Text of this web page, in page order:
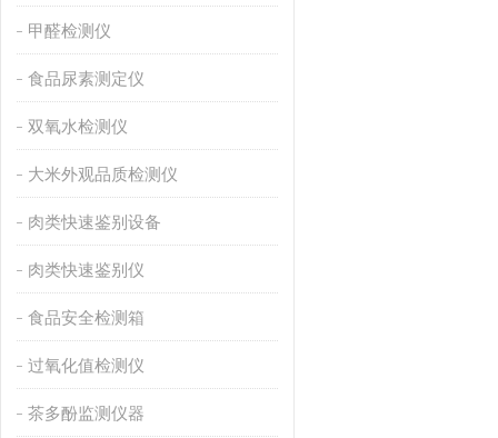
甲醛检测仪
食品尿素测定仪
双氧水检测仪
大米外观品质检测仪
肉类快速鉴别设备
肉类快速鉴别仪
食品安全检测箱
过氧化值检测仪
茶多酚监测仪器